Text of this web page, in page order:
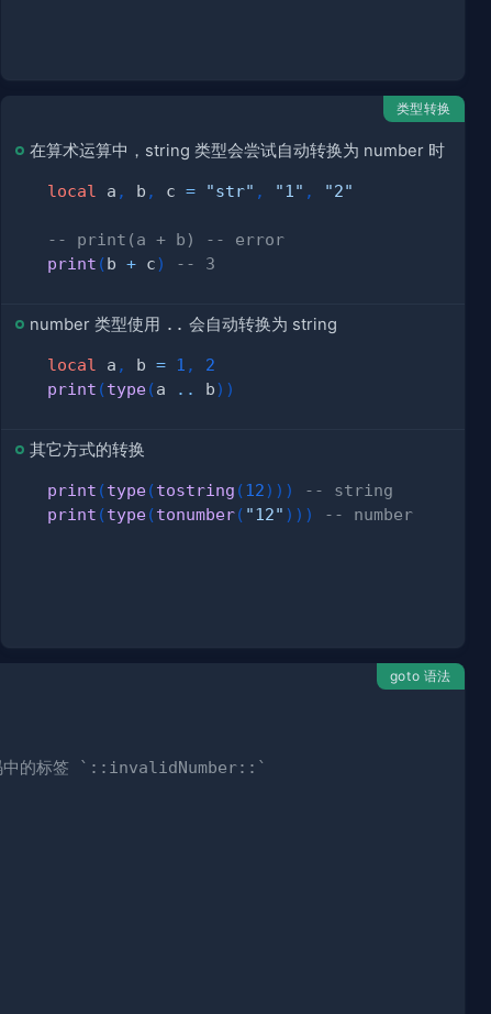
类型转换
在算术运算中，string 类型会尝试自动转换为 number 时
local a , b , c = "str" , "1" , "2"
-- print(a + b) -- error
print (b + c) -- 3
number 类型使用 .. 会自动转换为 string
local a , b = 1 ,
2
print (type(a .. b) )
其它方式的转换
print (type(tostring (12) ) )
-- string
print (type(tonumber( "12" ) ) ) -- number
goto 语法
中的标签 `::invalidNumber::`